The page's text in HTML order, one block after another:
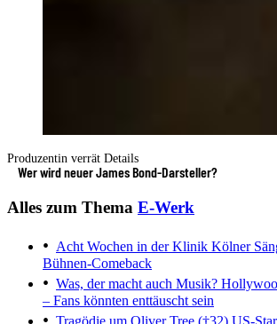
Produzentin verrät Details
Wer wird neuer James Bond-Darsteller?
Alles zum Thema E-Werk
Acht Wochen in der Klinik Kölner
Bühnen-Comeback
Was, der macht auch Musik?
– Fans könnten enttäuscht sein
Tragödie um Oliver Tree (†32) US-